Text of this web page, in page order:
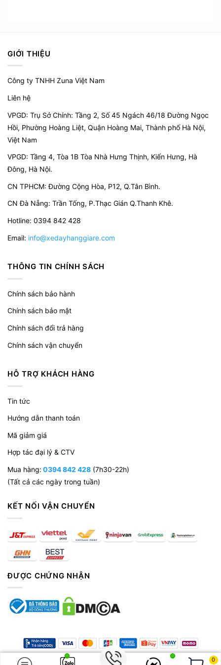
GIỚI THIỆU
Công ty TNHH Zuna Việt Nam
Liên hệ
VPGD: Trụ Sở Chính: Tầng 2, Số 45 Ngách 46/18 Đường Ngọc
Hồi, Phường Hoàng Liệt, Quận Hoàng Mai, Thành phố Hà Nội,
Việt Nam
VPGD: Tầng 4, Tòa 1B Tòa Nhà Hưng Thịnh, Kiến Hưng, Hà
Đông, Hà Nội.
CN TPHCM: Đường Cộng Hòa, P12, Q.Tân Bình.
CN Đà Nẵng: Trần Tống, P.Thạc Gián Q.Thanh Khê.
Hotline: 0394 842 428
Email: info@xedayhanggiare.com
THÔNG TIN CHÍNH SÁCH
Chính sách bảo hành
Chính sách bảo mật
Chính sách đổi trả hàng
Chính sách vận chuyển
HỖ TRỢ KHÁCH HÀNG
Tin tức
Hướng dẫn thanh toán
Mã giảm giá
Hợp tác đại lý & CTV
Mua hàng: 0394 842 428 (7h30-22h)
(Tất cả các ngày trong tuần)
KẾT NỐI VẬN CHUYỂN
ĐƯỢC CHỨNG NHẬN
Copyright 2026 © Công ty TNHH Zuna Việt Nam. MST: